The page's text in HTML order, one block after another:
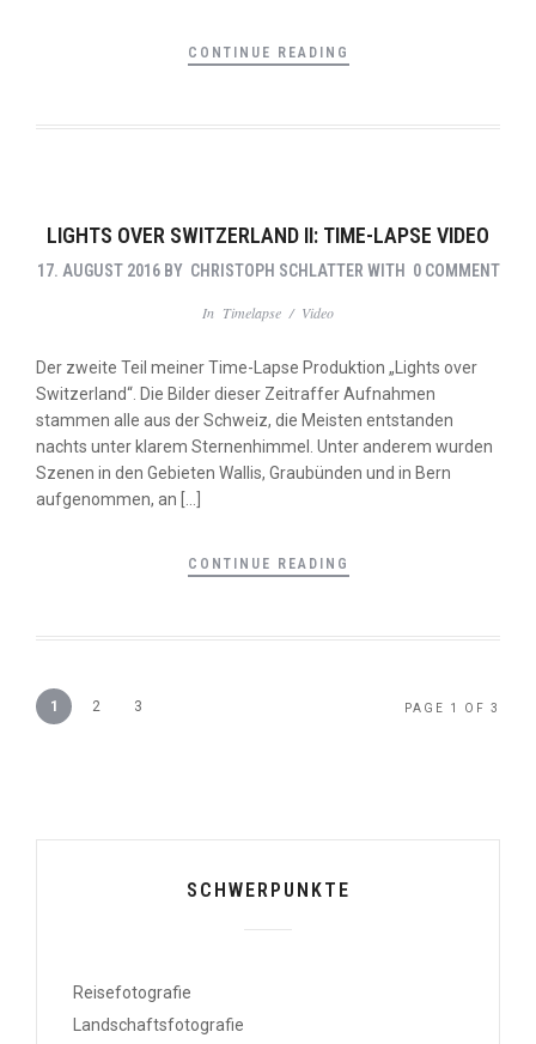
CONTINUE READING
LIGHTS OVER SWITZERLAND II: TIME-LAPSE VIDEO
17. AUGUST 2016 BY CHRISTOPH SCHLATTER WITH 0 COMMENT
In Timelapse / Video
Der zweite Teil meiner Time-Lapse Produktion „Lights over
Switzerland“. Die Bilder dieser Zeitraffer Aufnahmen
stammen alle aus der Schweiz, die Meisten entstanden
nachts unter klarem Sternenhimmel. Unter anderem wurden
Szenen in den Gebieten Wallis, Graubünden und in Bern
aufgenommen, an […]
CONTINUE READING
1 2 3 PAGE 1 OF 3
SCHWERPUNKTE
Reisefotografie
Landschaftsfotografie